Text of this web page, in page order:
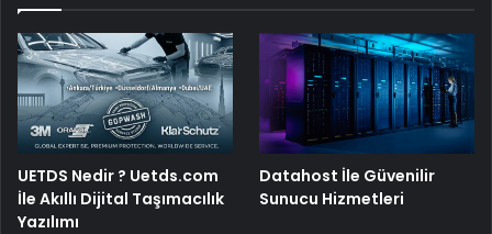
UETDS Nedir ? Uetds.com
İle Akıllı Dijital Taşımacılık
Yazılımı
Datahost İle Güvenilir
Sunucu Hizmetleri